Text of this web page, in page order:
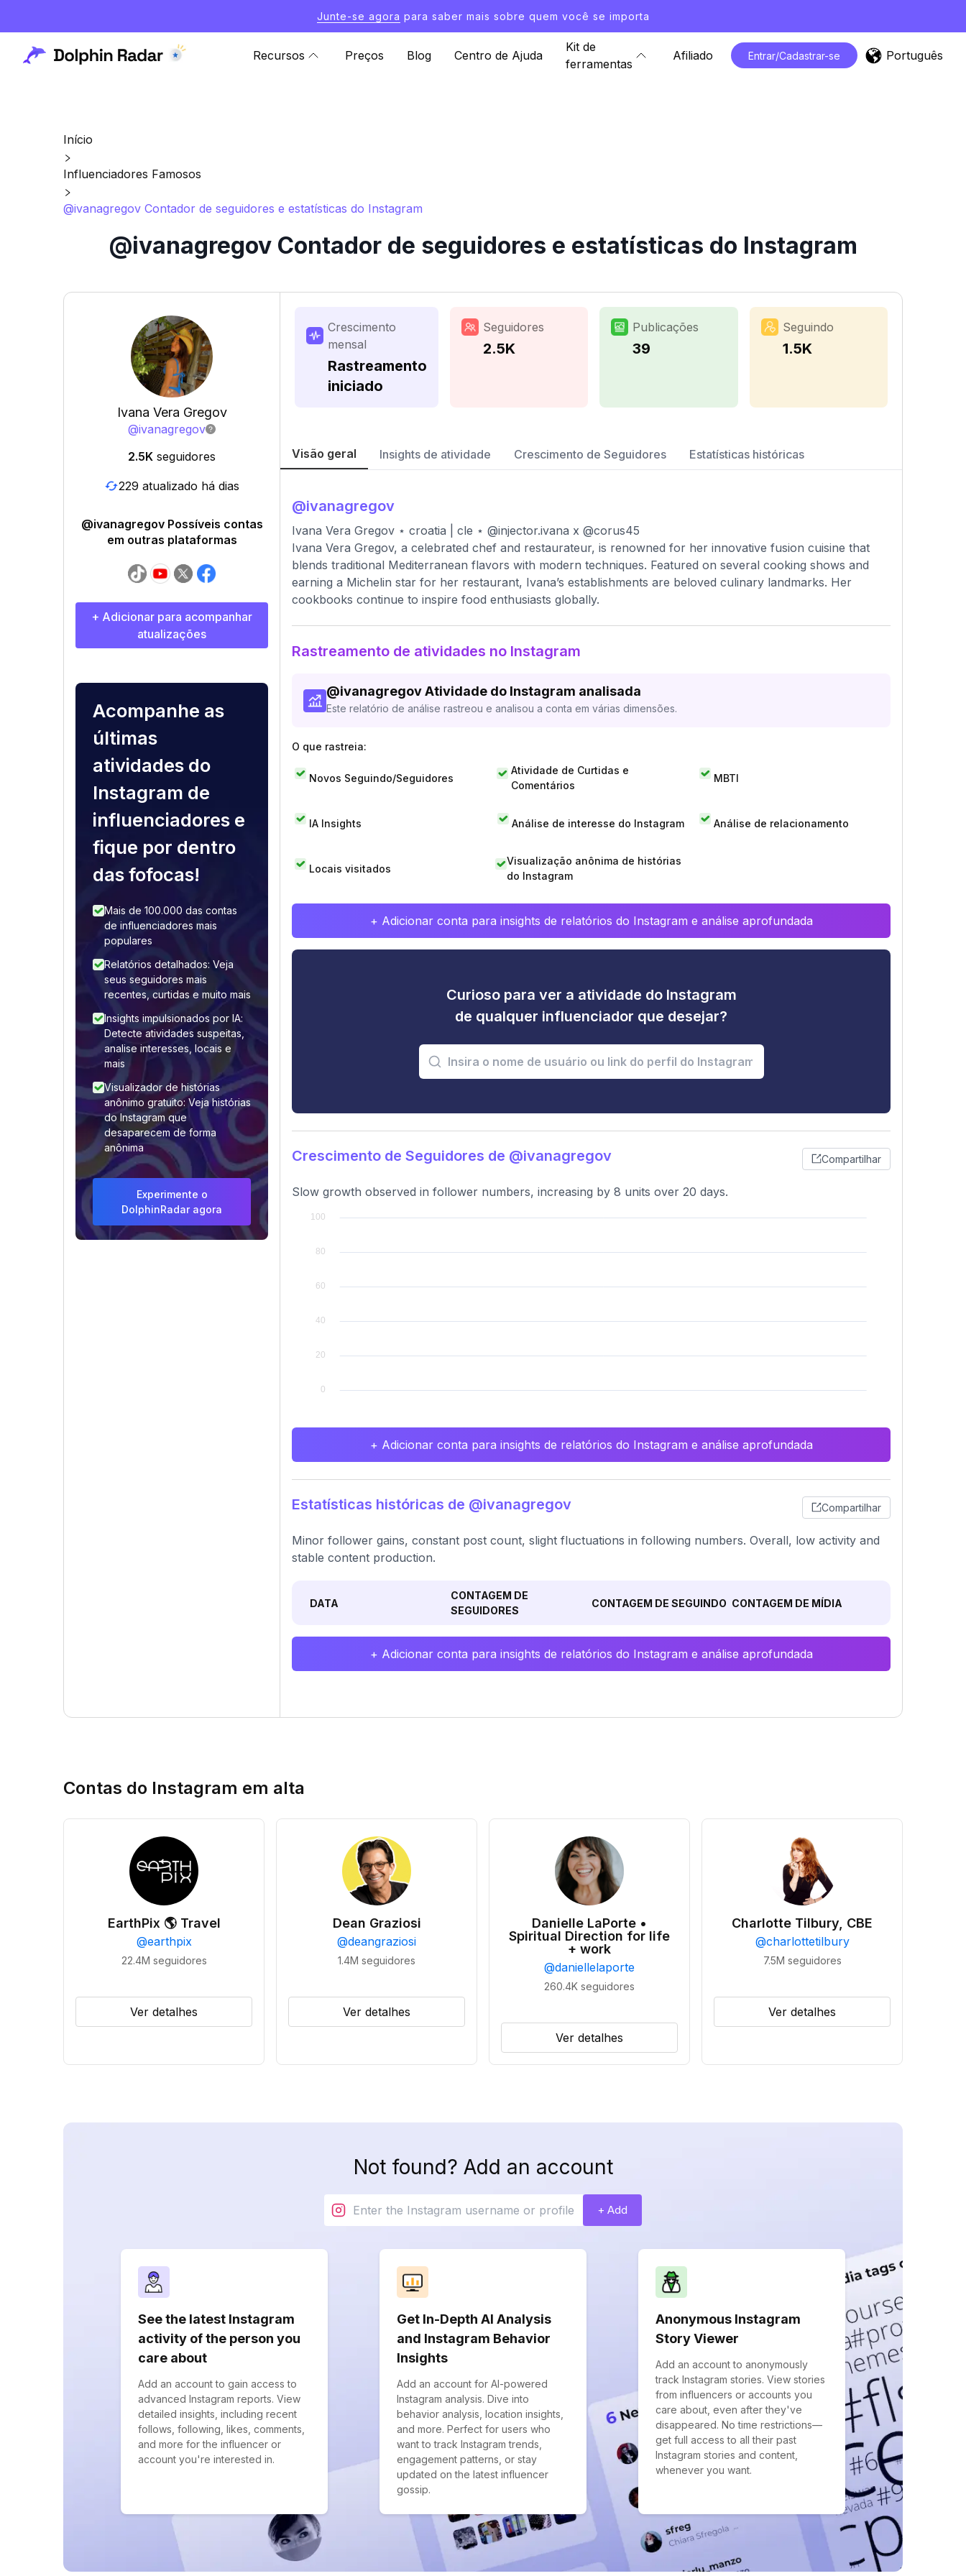
Junte-se agora para saber mais sobre quem você se importa
Recursos Preços Blog Centro de Ajuda
Kit de
ferramentas
Afiliado Entrar/Cadastrar-se Português
Início
Influenciadores Famosos
@ivanagregov Contador de seguidores e estatísticas do Instagram
@ivanagregov Contador de seguidores e estatísticas do Instagram
Ivana Vera Gregov
@ivanagregov
2.5K seguidores
229 atualizado há dias
@ivanagregov Possíveis contas
em outras plataformas
+ Adicionar para acompanhar
atualizações
Acompanhe as
últimas
atividades do
Instagram de
influenciadores e
fique por dentro
das fofocas!
Mais de 100.000 das contas
de influenciadores mais
populares
Relatórios detalhados: Veja
seus seguidores mais
recentes, curtidas e muito mais
Insights impulsionados por IA:
Detecte atividades suspeitas,
analise interesses, locais e
mais
Visualizador de histórias
anônimo gratuito: Veja histórias
do Instagram que
desaparecem de forma
anônima
Experimente o
DolphinRadar agora
Crescimento
mensal
Rastreamento
iniciado
Seguidores
2.5K
Publicações
39
Seguindo
1.5K
Visão geral Insights de atividade Crescimento de Seguidores Estatísticas históricas
@ivanagregov
Ivana Vera Gregov ⋆ croatia | cle ⋆ @injector.ivana x @corus45
Ivana Vera Gregov, a celebrated chef and restaurateur, is renowned for her innovative fusion cuisine that
blends traditional Mediterranean flavors with modern techniques. Featured on several cooking shows and
earning a Michelin star for her restaurant, Ivana’s establishments are beloved culinary landmarks. Her
cookbooks continue to inspire food enthusiasts globally.
Rastreamento de atividades no Instagram
@ivanagregovAtividade do Instagram analisada
Este relatório de análise rastreou e analisou a conta em várias dimensões.
O que rastreia:
Novos Seguindo/Seguidores
Atividade de Curtidas e
Comentários
MBTI
IA Insights Análise de interesse do Instagram Análise de relacionamento
Locais visitados
Visualização anônima de histórias
do Instagram
+ Adicionar conta para insights de relatórios do Instagram e análise aprofundada
Curioso para ver a atividade do Instagram
de qualquer influenciador que desejar?
Crescimento de Seguidores de @ivanagregov Compartilhar
Slow growth observed in follower numbers, increasing by 8 units over 20 days.
+ Adicionar conta para insights de relatórios do Instagram e análise aprofundada
Estatísticas históricas de @ivanagregov Compartilhar
Minor follower gains, constant post count, slight fluctuations in following numbers. Overall, low activity and
stable content production.
DATA
CONTAGEM DE
SEGUIDORES
CONTAGEM DE SEGUINDO CONTAGEM DE MÍDIA
+ Adicionar conta para insights de relatórios do Instagram e análise aprofundada
Contas do Instagram em alta
EarthPix 🌎 Travel
@earthpix
22.4M seguidores
Ver detalhes
Dean Graziosi
@deangraziosi
1.4M seguidores
Ver detalhes
Danielle LaPorte •
Spiritual Direction for life
+ work
@daniellelaporte
260.4K seguidores
Ver detalhes
Charlotte Tilbury, CBE
@charlottetilbury
7.5M seguidores
Ver detalhes
Not found? Add an account
+ Add
See the latest Instagram
activity of the person you
care about
Add an account to gain access to
advanced Instagram reports. View
detailed insights, including recent
follows, following, likes, comments,
and more for the influencer or
account you're interested in.
Get In-Depth AI Analysis
and Instagram Behavior
Insights
Add an account for AI-powered
Instagram analysis. Dive into
behavior analysis, location insights,
and more. Perfect for users who
want to track Instagram trends,
engagement patterns, or stay
updated on the latest influencer
gossip.
Anonymous Instagram
Story Viewer
Add an account to anonymously
track Instagram stories. View stories
from influencers or accounts you
care about, even after they've
disappeared. No time restrictions—
get full access to all their past
Instagram stories and content,
whenever you want.